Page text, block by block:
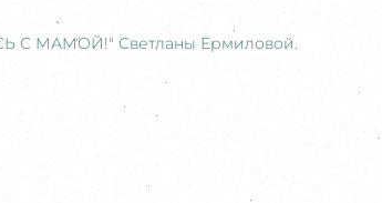
С МАМОЙ!" Светланы Ермиловой.